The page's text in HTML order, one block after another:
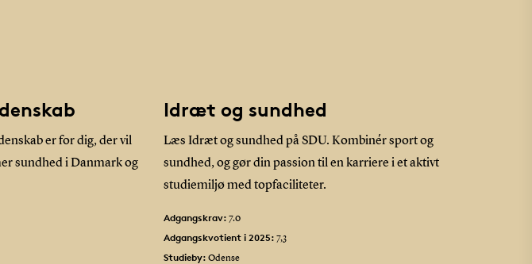
er for dig, der vil
sundhed i Danmark og
Idræt og sundhed
Læs Idræt og sundhed på SDU. Kombinér sport og
sundhed, og gør din passion til en karriere i et aktivt
studiemiljø med topfaciliteter.
Adgangskrav:7.0
Adgangskvotient i 2025:7,3
Studieby:Odense